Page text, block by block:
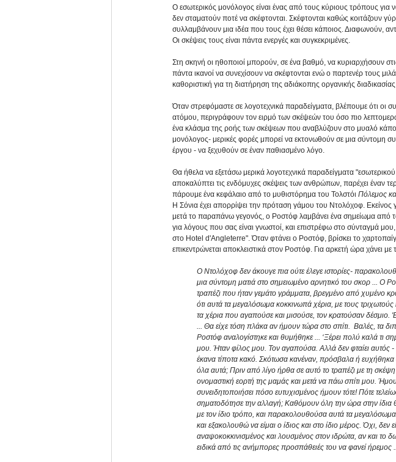
Ο εσωτερικός μονόλογος είναι ένας από τους κύριους τρόπους για
δεν σταματούν ποτέ να σκέφτονται. Σκέφτονται καθώς κοιτάζουν
συλλαμβάνουν μια ιδέα που τους έχει θέσει κάποιος. Διαφωνούν,
Οι σκέψεις τους είναι πάντα ενεργές και συγκεκριμένες.
Στη σκηνή οι ηθοποιοί μπορούν, σε ένα βαθμό, να κυριαρχήσουν
πάντα ικανοί να συνεχίσουν να σκέφτονται ενώ ο παρτενέρ τους
καθοριστική για τη διατήρηση της αδιάκοπης οργανικής
Όταν στρεφόμαστε σε λογοτεχνικά παραδείγματα, βλέπουμε ότι οι
ατόμου, περιγράφουν τον ειρμό των σκέψεών του όσο πιο
ένα κλάσμα της ροής των σκέψεων που αναβλύζουν στο μυαλό
μονόλογος- μερικές φορές μπορεί να εκτονωθούν σε μια σύντομη
έργου - να ξεχυθούν σε έναν παθιασμένο λόγο.
Θα ήθελα να εξετάσω μερικά λογοτεχνικά παραδείγματα
αποκαλύπτει τις ενδόμυχες σκέψεις των ανθρώπων, παρέχει έναν
πάρουμε ένα κεφάλαιο από το μυθιστόρημα του Τολστόι Πόλεμος
Η Σόνια έχει απορρίψει την πρόταση γάμου του Ντολόχοφ. Εκείνος
μετά το παραπάνω γεγονός, ο Ροστόφ λαμβάνει ένα σημείωμα από
για λόγους που σας είναι γνωστοί, και επιστρέφω στο σύνταγμά
στο Hotel d'Angleterre". Όταν φτάνει ο Ροστόφ, βρίσκει το
επικεντρώνεται αποκλειστικά στον Ροστόφ. Για αρκετή ώρα χάνει με
Ο Ντολόχοφ δεν άκουγε πια ούτε έλεγε ιστορίες-
μια σύντομη ματιά στο σημειωμένο αρνητικό του σκορ ... Ο
τραπέζι που ήταν γεμάτο γράμματα, βρεγμένο από χυμένο
ότι αυτά τα μεγαλόσωμα κοκκινωπά χέρια, με τους
τα χέρια που αγαπούσε και μισούσε, τον κρατούσαν δέσμιο.
... Θα είχε τόση πλάκα αν ήμουν τώρα στο σπίτι.  Βαλές, τα
Ροστόφ αναλογίστηκε και θυμήθηκε ... ‘Ξέρει πολύ καλά τι
μου. Ήταν φίλος μου. Τον αγαπούσα. Αλλά δεν φταίει αυτός -
έκανα τίποτα κακό. Σκότωσα κανέναν, πρόσβαλα ή ευχήθηκα
όλα αυτά; Πριν από λίγο ήρθα σε αυτό το τραπέζι με τη
ονομαστική εορτή της μαμάς και μετά να πάω σπίτι μου.
συνειδητοποιήσει πόσο ευτυχισμένος ήμουν τότε! Πότε
σηματοδότησε την αλλαγή; Καθόμουν όλη την ώρα στην ίδια
με τον ίδιο τρόπο, και παρακολουθούσα αυτά τα μεγαλόσωμα
και εξακολουθώ να είμαι ο ίδιος και στο ίδιο μέρος. Όχι, δεν
αναψοκοκκινισμένος και λουσμένος στον ιδρώτα, αν και το
ειδικά από τις ανήμπορες προσπάθειές του να φανεί ήρεμος